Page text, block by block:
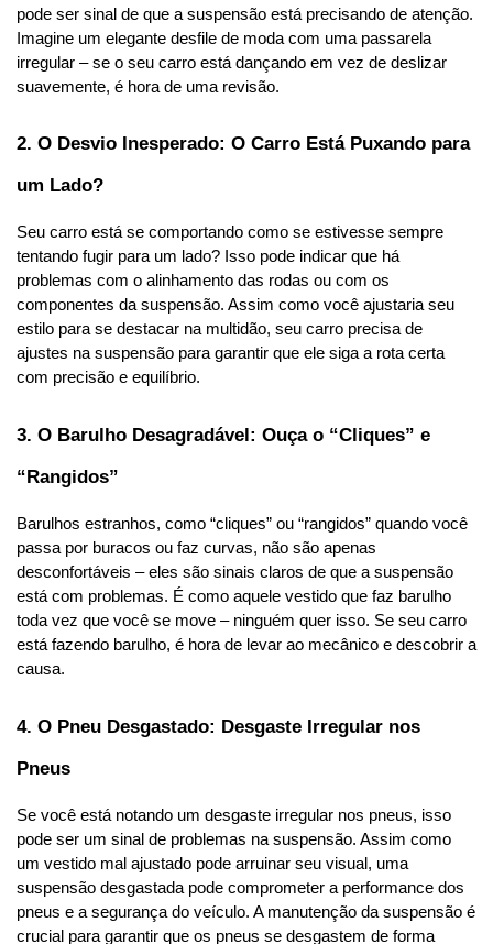
pode ser sinal de que a suspensão está precisando de atenção.
Imagine um elegante desfile de moda com uma passarela
irregular – se o seu carro está dançando em vez de deslizar
suavemente, é hora de uma revisão.
2. O Desvio Inesperado: O Carro Está Puxando para
um Lado?
Seu carro está se comportando como se estivesse sempre
tentando fugir para um lado? Isso pode indicar que há
problemas com o alinhamento das rodas ou com os
componentes da suspensão. Assim como você ajustaria seu
estilo para se destacar na multidão, seu carro precisa de
ajustes na suspensão para garantir que ele siga a rota certa
com precisão e equilíbrio.
3. O Barulho Desagradável: Ouça o “Cliques” e
“Rangidos”
Barulhos estranhos, como “cliques” ou “rangidos” quando você
passa por buracos ou faz curvas, não são apenas
desconfortáveis – eles são sinais claros de que a suspensão
está com problemas. É como aquele vestido que faz barulho
toda vez que você se move – ninguém quer isso. Se seu carro
está fazendo barulho, é hora de levar ao mecânico e descobrir a
causa.
4. O Pneu Desgastado: Desgaste Irregular nos
Pneus
Se você está notando um desgaste irregular nos pneus, isso
pode ser um sinal de problemas na suspensão. Assim como
um vestido mal ajustado pode arruinar seu visual, uma
suspensão desgastada pode comprometer a performance dos
pneus e a segurança do veículo. A manutenção da suspensão é
crucial para garantir que os pneus se desgastem de forma